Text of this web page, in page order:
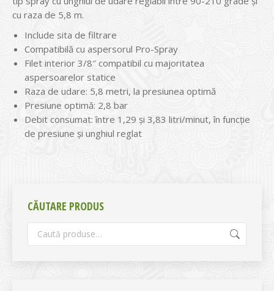
cu raza de 5,8 m.
Include sita de filtrare
Compatibilă cu aspersorul Pro-Spray
Filet interior 3/8″ compatibil cu majoritatea
aspersoarelor statice
Raza de udare: 5,8 metri, la presiunea optimă
Presiune optimă: 2,8 bar
Debit consumat: între 1,29 și 3,83 litri/minut, în funcție
de presiune și unghiul reglat
CĂUTARE PRODUS